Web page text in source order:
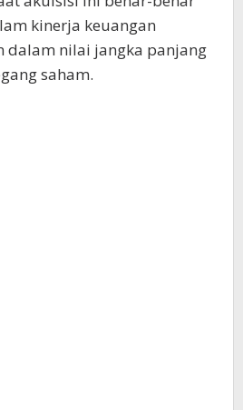
kinerja keuangan
dalam nilai jangka panjang
saham.